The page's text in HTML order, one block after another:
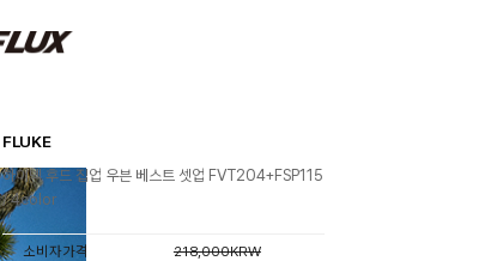
FLUKE
하이넥 후드 집업 우븐 베스트 셋업 FVT204+FSP115
/ 4color
소비자가격
218,000KRW